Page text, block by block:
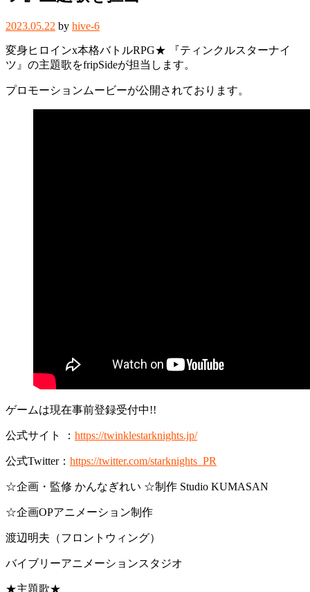
2023.05.22 by hive-6
変身ヒロインx本格バトルRPG★ 『ティンクルスターナイ
ツ』の主題歌をfripSideが担当します。
プロモーションムービーが公開されております。
ゲームは現在事前登録受付中!!
公式サイト ： https://twinklestarknights.jp/
公式Twitter： https://twitter.com/starknights_PR
☆企画・監修 かんなぎれい ☆制作 Studio KUMASAN
☆企画OPアニメーション制作
渡辺明夫（フロントウィング）
バイブリーアニメーションスタジオ
★主題歌★